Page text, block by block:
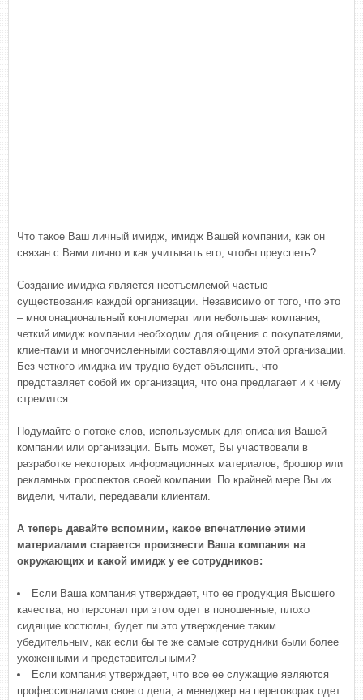
Что такое Ваш личный имидж, имидж Вашей компании, как он
связан с Вами лично и как учитывать его, чтобы преуспеть?
Создание имиджа является неотъемлемой частью
существования каждой организации. Независимо от того, что это
– многонациональный конгломерат или небольшая компания,
четкий имидж компании необходим для общения с покупателями,
клиентами и многочисленными составляющими этой организации.
Без четкого имиджа им трудно будет объяснить, что
представляет собой их организация, что она предлагает и к чему
стремится.
Подумайте о потоке слов, используемых для описания Вашей
компании или организации. Быть может, Вы участвовали в
разработке некоторых информационных материалов, брошюр или
рекламных проспектов своей компании. По крайней мере Вы их
видели, читали, передавали клиентам.
А теперь давайте вспомним, какое впечатление этими
материалами старается произвести Ваша компания на
окружающих и какой имидж у ее сотрудников:
Если Ваша компания утверждает, что ее продукция Высшего
качества, но персонал при этом одет в поношенные, плохо
сидящие костюмы, будет ли это утверждение таким
убедительным, как если бы те же самые сотрудники были более
ухоженными и представительными?
Если компания утверждает, что все ее служащие являются
профессионалами своего дела, а менеджер на переговорах одет